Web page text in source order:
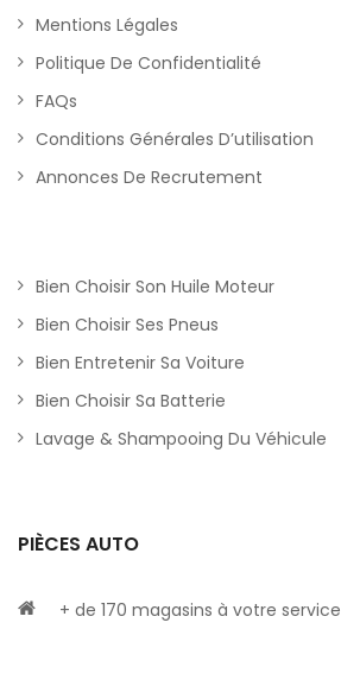
Mentions Légales
Politique De Confidentialité
FAQs
Conditions Générales D’utilisation
Annonces De Recrutement
Bien Choisir Son Huile Moteur
Bien Choisir Ses Pneus
Bien Entretenir Sa Voiture
Bien Choisir Sa Batterie
Lavage & Shampooing Du Véhicule
PIÈCES AUTO
+ de 170 magasins à votre service